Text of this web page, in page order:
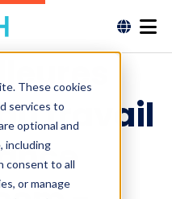
These cookies
services to
optional and
including
consent to all
or manage
travail